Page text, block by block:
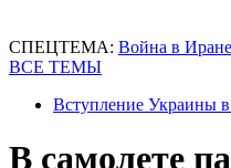
СПЕЦТЕМА: Война в Иране
ВСЕ ТЕМЫ
Вступление Украины
В самолете